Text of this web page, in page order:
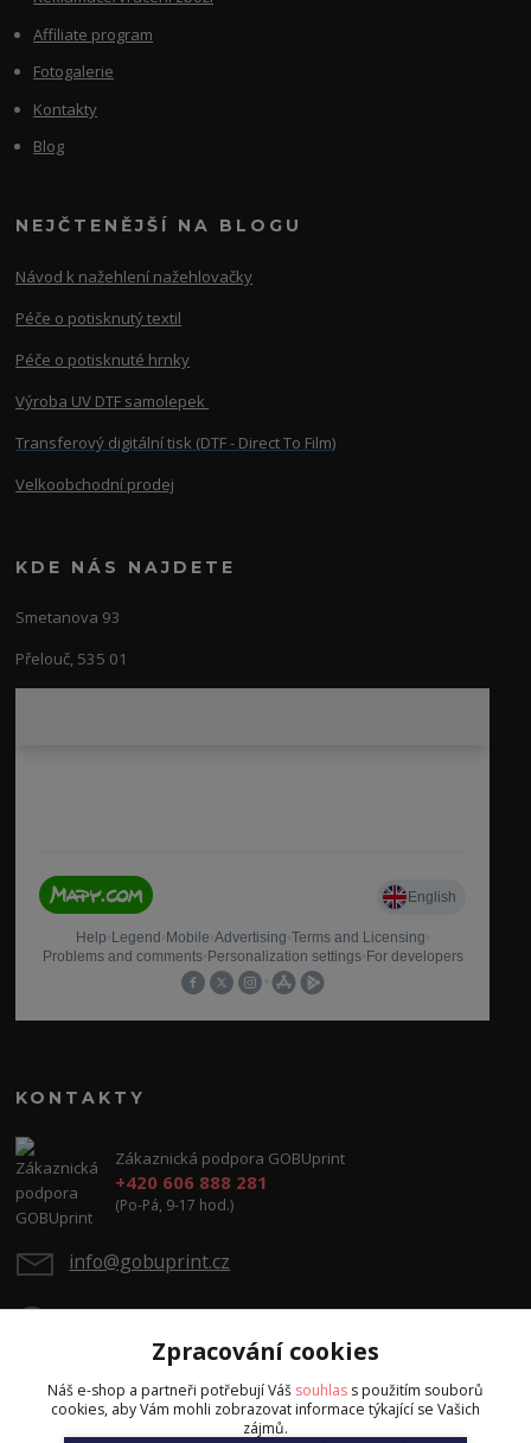
Affiliate program
Fotogalerie
Kontakty
Blog
NEJČTENĚJŠÍ NA BLOGU
Návod k nažehlení nažehlovačky
Péče o potisknutý textil
Péče o potisknuté hrnky
Výroba UV DTF samolepek
Transferový digitální tisk (DTF - Direct To Film)
Velkoobchodní prodej
KDE NÁS NAJDETE
Smetanova 93
Přelouč, 535 01
KONTAKTY
Zákaznická podpora GOBUprint
+420 606 888 281
(Po-Pá, 9-17 hod.)
info@gobuprint.cz
Upravit sběr cookies.
Zpracování cookies
Náš e-shop a partneři potřebují Váš souhlas s použitím souborů
cookies, aby Vám mohli zobrazovat informace týkající se Vašich
zájmů.